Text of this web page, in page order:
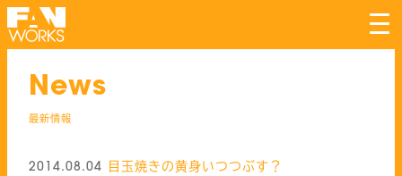
News
最新情報
2014.08.04 目玉焼きの黄身いつつぶす？